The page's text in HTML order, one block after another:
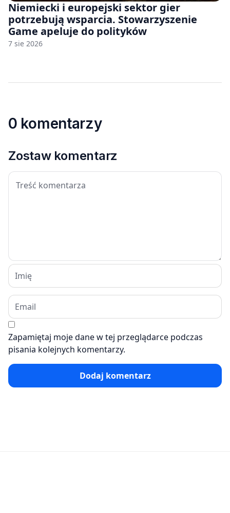
Niemiecki i europejski sektor gier
potrzebują wsparcia. Stowarzyszenie
Game apeluje do polityków
7 sie 2026
0 komentarzy
Zostaw komentarz
Zapamiętaj moje dane w tej przeglądarce podczas
pisania kolejnych komentarzy.
Dodaj komentarz